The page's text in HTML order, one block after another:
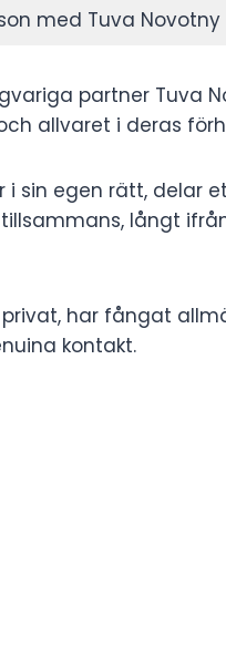
med Tuva Novotny
partner Tuva
allvaret i deras
i sin egen rätt, delar
långt
har fångat
kontakt.